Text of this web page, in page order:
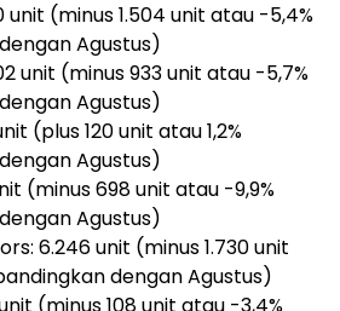
unit (minus 1.504 unit atau -5,4%
Agustus)
unit (minus 933 unit atau -5,7%
Agustus)
(plus 120 unit atau 1,2%
Agustus)
(minus 698 unit atau -9,9%
Agustus)
6.246 unit (minus 1.730 unit
dengan Agustus)